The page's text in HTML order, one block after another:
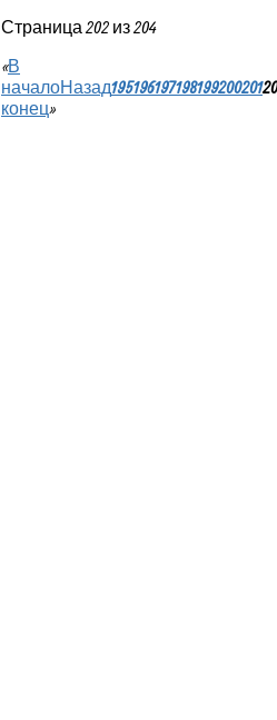
Страница 202 из 204
«В
началоНазад195196197198199200201
конец»